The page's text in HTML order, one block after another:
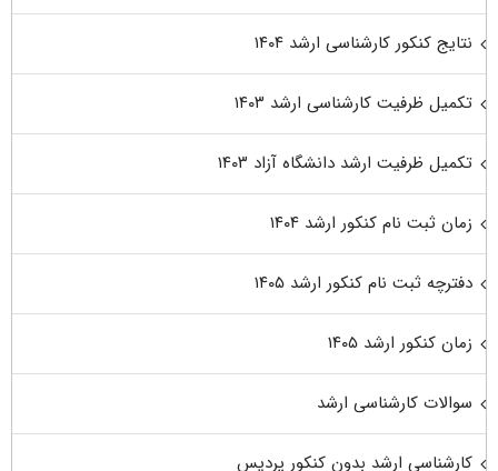
نتایج کنکور کارشناسی ارشد ۱۴۰۴
تکمیل ظرفیت کارشناسی ارشد ۱۴۰۳
تکمیل ظرفیت ارشد دانشگاه آزاد ۱۴۰۳
زمان ثبت نام کنکور ارشد ۱۴۰۴
دفترچه ثبت نام کنکور ارشد ۱۴۰۵
زمان کنکور ارشد ۱۴۰۵
سوالات کارشناسی ارشد
کارشناسی ارشد بدون کنکور پردیس